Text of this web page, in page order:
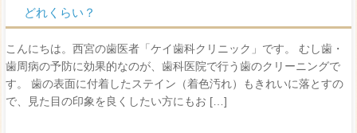
どれくらい？
こんにちは。西宮の歯医者「ケイ歯科クリニック」です。 むし歯・
歯周病の予防に効果的なのが、歯科医院で行う歯のクリーニングで
す。 歯の表面に付着したステイン（着色汚れ）もきれいに落とすの
で、見た目の印象を良くしたい方にもお […]